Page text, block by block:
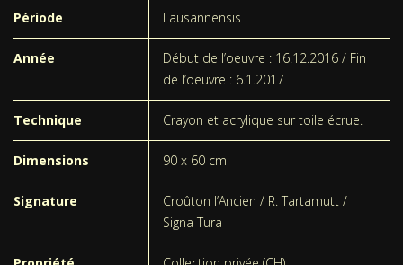
Période Lausannensis
Année
Début de l’oeuvre : 16.12.2016 / Fin
de l’oeuvre : 6.1.2017
Technique Crayon et acrylique sur toile écrue.
Dimensions 90 x 60 cm
Signature
Croûton l’Ancien / R. Tartamutt /
Signa Tura